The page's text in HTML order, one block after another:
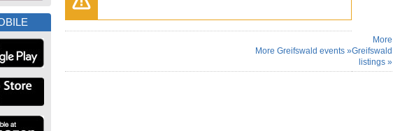
More Greifswald events »
More
Greifswald
listings »